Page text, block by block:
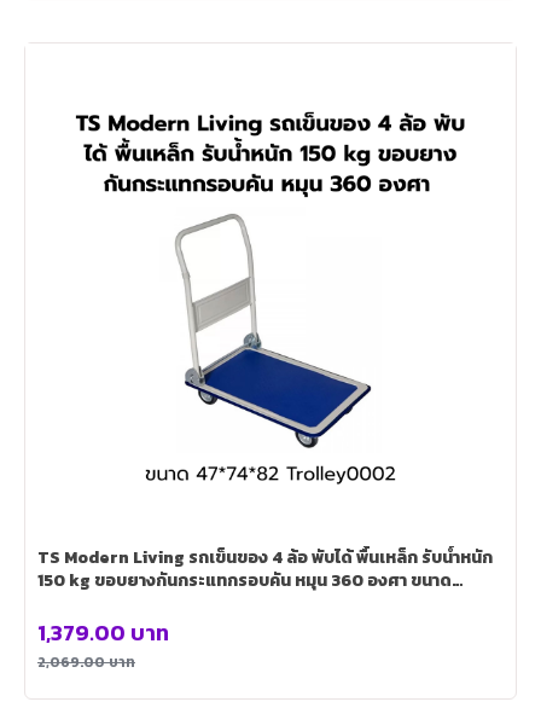
TS Modern Living รถเข็นของ 4 ล้อ พับได้ พื้นเหล็ก รับน้ำหนัก
150 kg ขอบยางกันกระแทกรอบคัน หมุน 360 องศา ขนาด
2,069.00บาท
1,379.00 บาท